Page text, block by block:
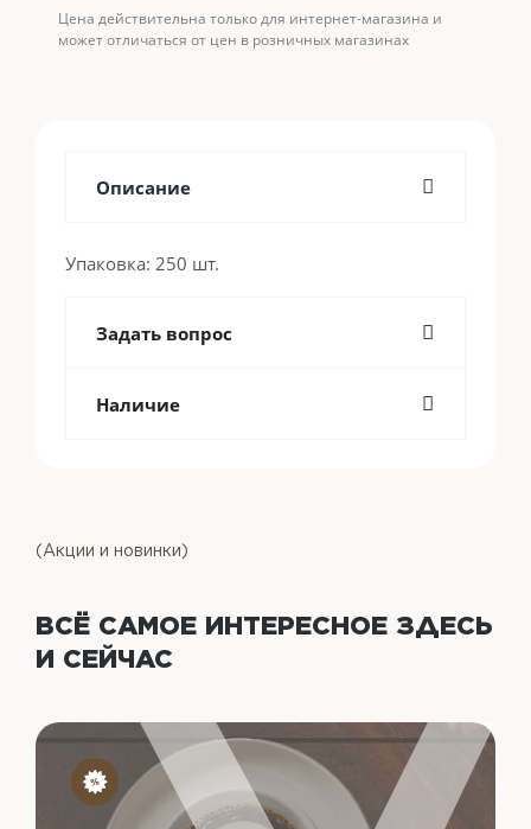
Цена действительна только для интернет-магазина и
может отличаться от цен в розничных магазинах
Описание
Упаковка: 250 шт.
Задать вопрос
Наличие
(Акции и новинки)
ВСЁ САМОЕ ИНТЕРЕСНОЕ ЗДЕСЬ
И СЕЙЧАС